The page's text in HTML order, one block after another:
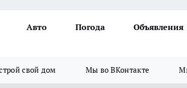
Авто Погода
Объявления
свой дом Мы во ВКонтакте